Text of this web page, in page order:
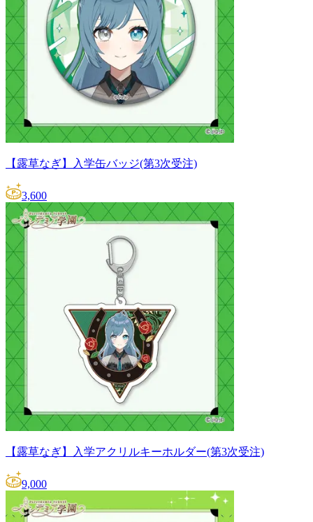
【露草なぎ】入学缶バッジ(第3次受注)
3,600
【露草なぎ】入学アクリルキーホルダー(第3次受注)
9,000